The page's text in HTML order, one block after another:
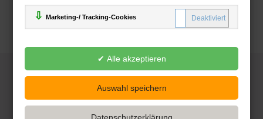
Marketing-/ Tracking-Cookies
Deutsche-Buchhandlung.de
www.deutsche-buchhandlung.de ist ein Angebot der
Handelsgesellschaft mbH
Powered by Inooga